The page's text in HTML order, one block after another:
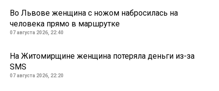
Во Львове женщина с ножом набросилась на
человека прямо в маршрутке
07 августа 2026, 22:40
На Житомирщине женщина потеряла деньги из-за
SMS
07 августа 2026, 22:20